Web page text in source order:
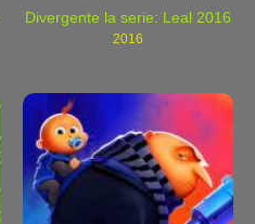
Divergente la serie: Leal 2016
2016